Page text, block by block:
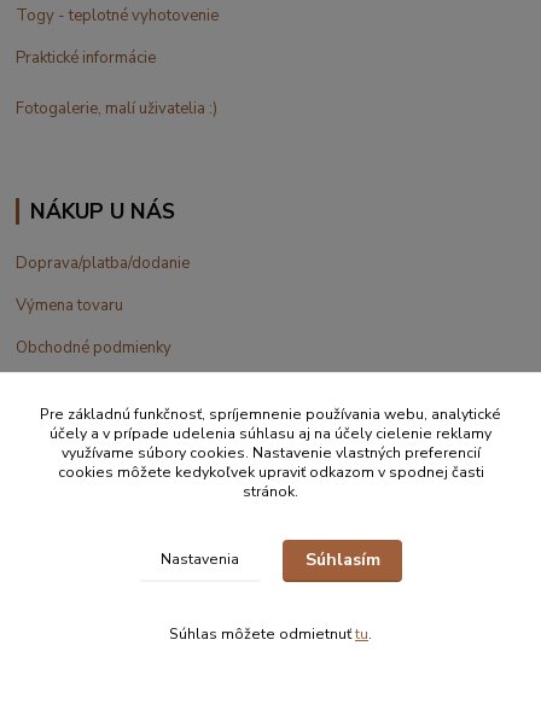
Togy - teplotné vyhotovenie
Praktické informácie
Fotogalerie, malí uživatelia :)
NÁKUP U NÁS
Doprava/platba/dodanie
Výmena tovaru
Obchodné podmienky
SLEDUJTE NÁS
Pre základnú funkčnosť, spríjemnenie používania webu, analytické
účely a v prípade udelenia súhlasu aj na účely cielenie reklamy
využívame súbory cookies. Nastavenie vlastných preferencií
cookies môžete kedykoľvek upraviť odkazom v spodnej časti
stránok.
Nastavenia Súhlasím
Súhlas môžete odmietnuťtu.